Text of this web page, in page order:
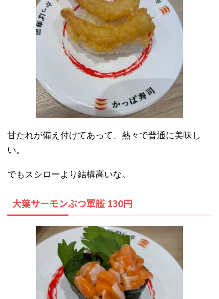
甘たれが備え付けてあって、熱々で普通に美味し
い。
でもスシローより結構高いな。
大葉サーモンぶつ軍艦 130円